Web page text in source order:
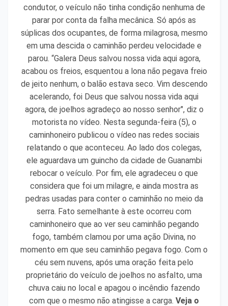
condutor, o veículo não tinha condição nenhuma de
parar por conta da falha mecânica. Só após as
súplicas dos ocupantes, de forma milagrosa, mesmo
em uma descida o caminhão perdeu velocidade e
parou. “Galera Deus salvou nossa vida aqui agora,
acabou os freios, esquentou a lona não pegava freio
de jeito nenhum, o balão estava seco. Vim descendo
acelerando, foi Deus que salvou nossa vida aqui
agora, de joelhos agradeço ao nosso senhor", diz o
motorista no vídeo. Nesta segunda-feira (5), o
caminhoneiro publicou o vídeo nas redes sociais
relatando o que aconteceu. Ao lado dos colegas,
ele aguardava um guincho da cidade de Guanambi
rebocar o veículo. Por fim, ele agradeceu o que
considera que foi um milagre, e ainda mostra as
pedras usadas para conter o caminhão no meio da
serra. Fato semelhante à este ocorreu com
caminhoneiro que ao ver seu caminhão pegando
fogo, também clamou por uma ação Divina, no
momento em que seu caminhão pegava fogo. Com o
céu sem nuvens, após uma oração feita pelo
proprietário do veículo de joelhos no asfalto, uma
chuva caiu no local e apagou o incêndio fazendo
com que o mesmo não atingisse a carga. Veja o